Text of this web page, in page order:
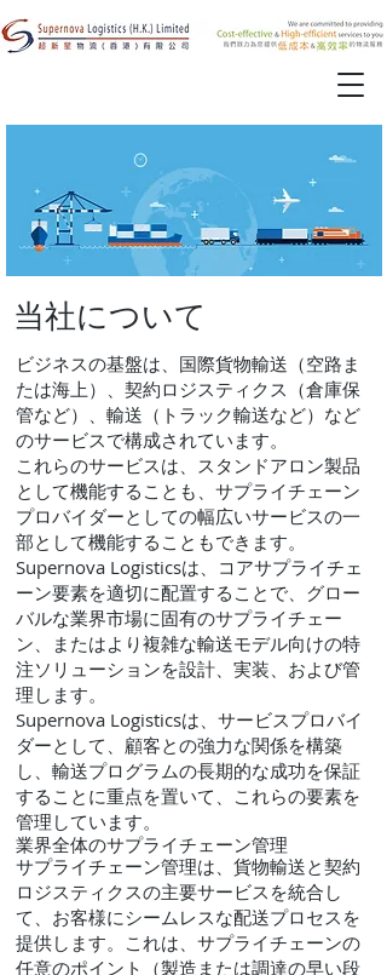
当社について
ビジネスの基盤は、国際貨物輸送（空路ま
たは海上）、契約ロジスティクス（倉庫保
管など）、輸送（トラック輸送など）など
のサービスで構成されています。
これらのサービスは、スタンドアロン製品
として機能することも、サプライチェーン
プロバイダーとしての幅広いサービスの一
部として機能することもできます。
Supernova Logisticsは、コアサプライチェ
ーン要素を適切に配置することで、グロー
バルな業界市場に固有のサプライチェー
ン、またはより複雑な輸送モデル向けの特
注ソリューションを設計、実装、および管
理します。
Supernova Logisticsは、サービスプロバイ
ダーとして、顧客との強力な関係を構築
し、輸送プログラムの長期的な成功を保証
することに重点を置いて、これらの要素を
管理しています。
業界全体のサプライチェーン管理
サプライチェーン管理は、貨物輸送と契約
ロジスティクスの主要サービスを統合し
て、お客様にシームレスな配送プロセスを
提供します。これは、サプライチェーンの
任意のポイント（製造または調達の早い段